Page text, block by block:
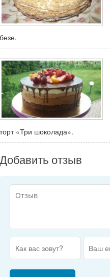
безе.
торт «Три шоколада».
Добавить отзыв